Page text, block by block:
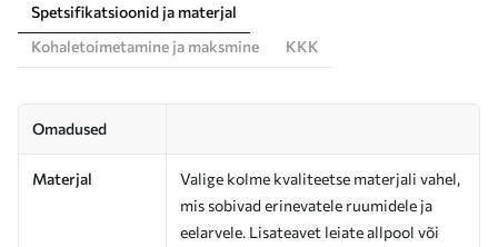
Spetsifikatsioonid ja materjal
Kohaletoimetamine ja maksmine
KKK
Omadused
Materjal
Valige kolme kvaliteetse materjali vahel,
mis sobivad erinevatele ruumidele ja
eelarvele. Lisateavet leiate allpool või